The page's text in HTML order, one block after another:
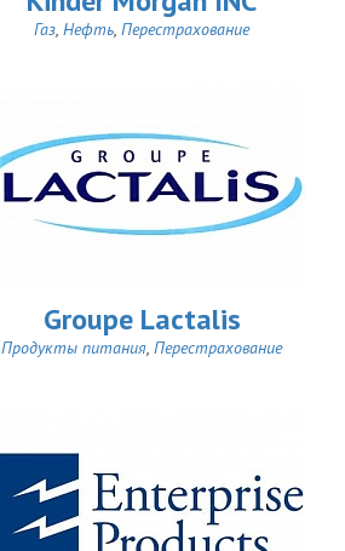
Газ, Нефть, Перестрахование
Groupe Lactalis
Продукты питания, Перестрахование